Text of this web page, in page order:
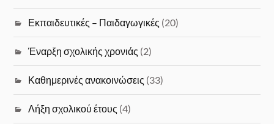
Εκπαιδευτικές – Παιδαγωγικές (20)
Έναρξη σχολικής χρονιάς (2)
Καθημερινές ανακοινώσεις (33)
Λήξη σχολικού έτους (4)